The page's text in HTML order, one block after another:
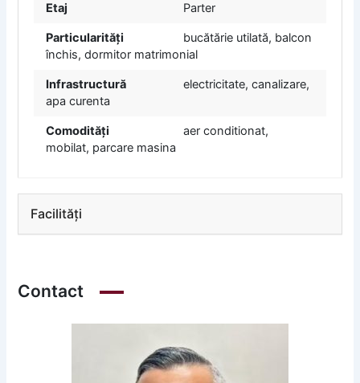
Etaj Parter
Particularități
bucătărie utilată, balcon
închis, dormitor matrimonial
Infrastructură
electricitate, canalizare,
apa curenta
Comodități
aer conditionat,
mobilat, parcare masina
Facilități
Contact